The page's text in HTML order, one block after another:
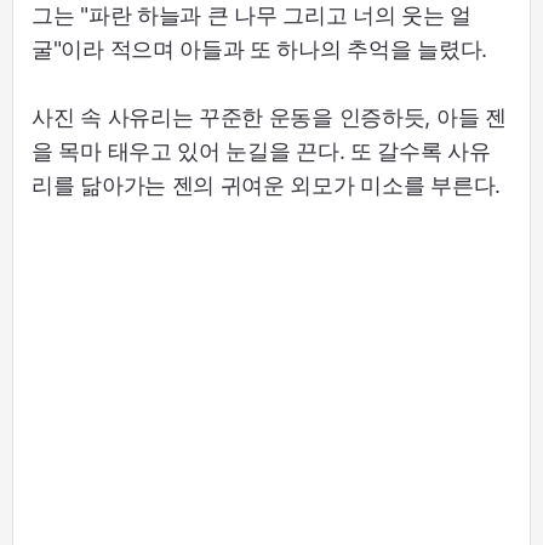
그는 "파란 하늘과 큰 나무 그리고 너의 웃는 얼
굴"이라 적으며 아들과 또 하나의 추억을 늘렸다.
사진 속 사유리는 꾸준한 운동을 인증하듯, 아들 젠
을 목마 태우고 있어 눈길을 끈다. 또 갈수록 사유
리를 닮아가는 젠의 귀여운 외모가 미소를 부른다.